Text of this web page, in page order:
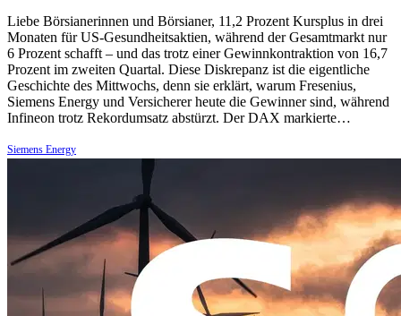
Liebe Börsianerinnen und Börsianer, 11,2 Prozent Kursplus in drei
Monaten für US-Gesundheitsaktien, während der Gesamtmarkt nur
6 Prozent schafft – und das trotz einer Gewinnkontraktion von 16,7
Prozent im zweiten Quartal. Diese Diskrepanz ist die eigentliche
Geschichte des Mittwochs, denn sie erklärt, warum Fresenius,
Siemens Energy und Versicherer heute die Gewinner sind, während
Infineon trotz Rekordumsatz abstürzt. Der DAX markierte…
Siemens Energy